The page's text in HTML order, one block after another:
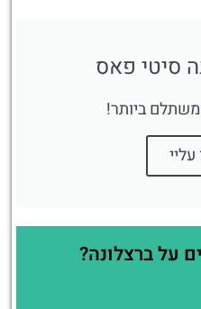
סיטי פאס
ביותר!
על ברצלונה?